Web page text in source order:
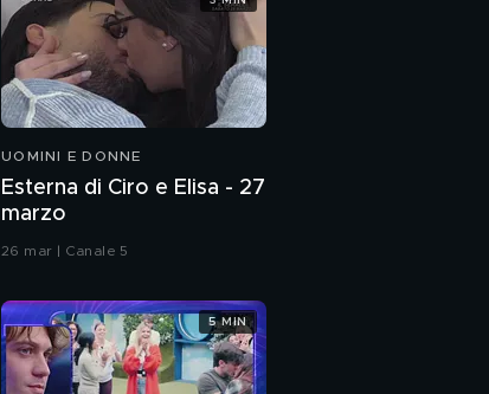
UOMINI E DONNE
Esterna di Ciro e Elisa - 27
marzo
26 mar | Canale 5
5 MIN